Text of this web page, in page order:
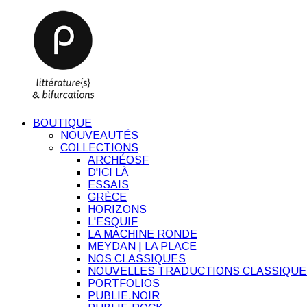
BOUTIQUE
NOUVEAUTÉS
COLLECTIONS
ARCHÉOSF
D'ICI LÀ
ESSAIS
GRÈCE
HORIZONS
L'ESQUIF
LA MACHINE RONDE
MEYDAN | LA PLACE
NOS CLASSIQUES
NOUVELLES TRADUCTIONS
PORTFOLIOS
PUBLIE.NOIR